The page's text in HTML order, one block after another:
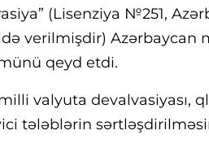
(Lisenziya №251,
verilmişdir) Azərbaycan
qeyd etdi.
valyuta devalvasiyası,
tələblərin